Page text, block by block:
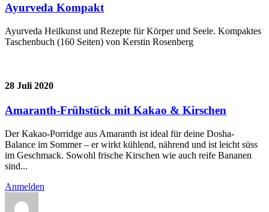
Ayurveda Kompakt
Ayurveda Heilkunst und Rezepte für Körper und Seele. Kompaktes
Taschenbuch (160 Seiten) von Kerstin Rosenberg
28 Juli 2020
Amaranth-Frühstück mit Kakao & Kirschen
Der Kakao-Porridge aus Amaranth ist ideal für deine Dosha-
Balance im Sommer – er wirkt kühlend, nährend und ist leicht süss
im Geschmack. Sowohl frische Kirschen wie auch reife Bananen
sind...
Anmelden